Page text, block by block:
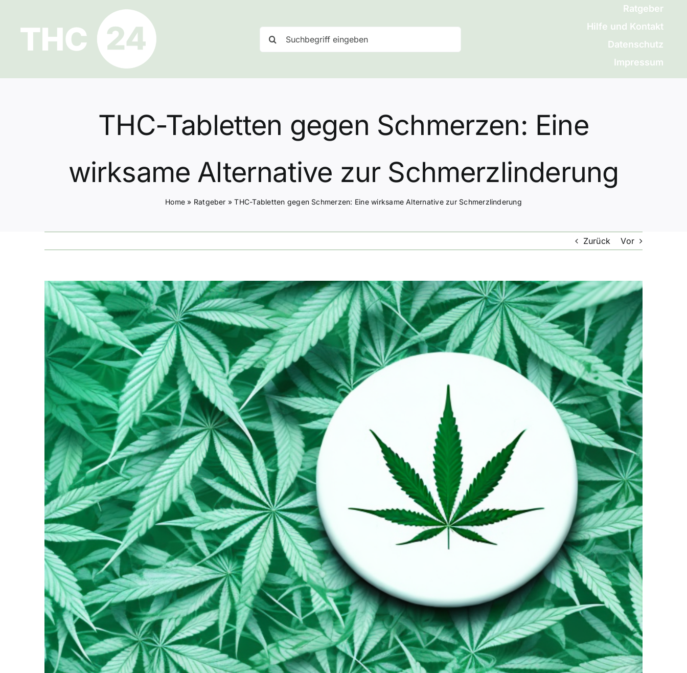
springen
nach:
Ratgeber
Hilfe und Kontakt
Datenschutz
Impressum
THC-Tabletten gegen Schmerzen: Eine
wirksame Alternative zur Schmerzlinderung
Home » Ratgeber »THC-Tabletten gegen Schmerzen: Eine wirksame Alternative zur Schmerzlinderung
Zurück Vor
Zeige
grösseres
Bild